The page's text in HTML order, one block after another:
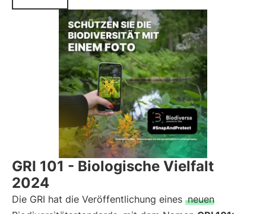
GRI 101 - Biologische Vielfalt
2024
Die GRI hat die Veröffentlichung eines neuen